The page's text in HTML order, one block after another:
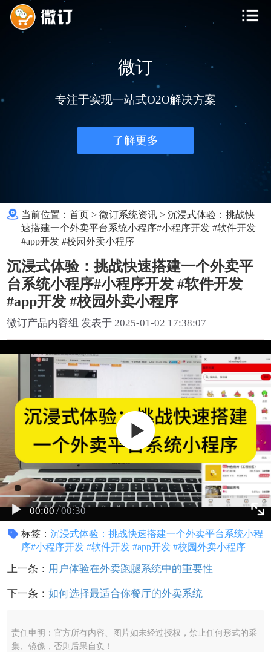
微订
专注于实现一站式O2O解决方案
了解更多
当前位置：首页 >微订系统资讯 >沉浸式体验：挑战快
速搭建一个外卖平台系统小程序#小程序开发 #软件开发
#app开发 #校园外卖小程序
沉浸式体验：挑战快速搭建一个外卖平
台系统小程序#小程序开发 #软件开发
#app开发 #校园外卖小程序
微订产品内容组 发表于 2025-01-02 17:38:07
00:00 /00:30
标签：沉浸式体验：挑战快速搭建一个外卖平台系统小程
序#小程序开发 #软件开发 #app开发 #校园外卖小程序
上一条： 用户体验在外卖跑腿系统中的重要性
下一条： 如何选择最适合你餐厅的外卖系统
责任申明：官方所有内容、图片如未经过授权，禁止任何形式的采
集、镜像，否则后果自负！